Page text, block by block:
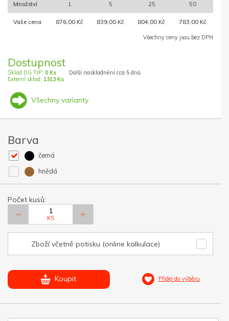
Množství 1 5 25 50
Vaše cena 876,00 Kč 839,00 Kč 804,00 Kč 783,00 Kč
Všechny ceny jsou bez DPH
Dostupnost
Sklad DG TIP: 0 Ks
Externí sklad: 1313 Ks
Další naskladnění cca 5 dnů
Všechny varianty
Barva
černá
hnědá
Počet kusů:
KS
Zboží včetně potisku (online kalkulace)
Koupit Přidej do výběru